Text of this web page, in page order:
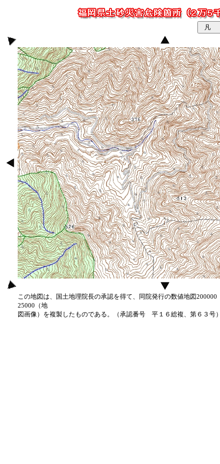
この地図は、国土地理院長の承認を得て、同院発行の数値地図
25000（地
図画像）を複製したものである。（承認番号 平１６総複、第６３号